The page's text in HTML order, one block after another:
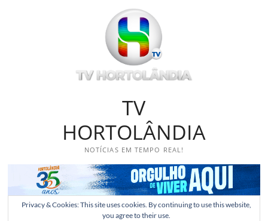
TV
HORTOLÂNDIA
NOTÍCIAS EM TEMPO REAL!
Privacy & Cookies: This site uses cookies. By continuing to use this website,
you agree to their use.